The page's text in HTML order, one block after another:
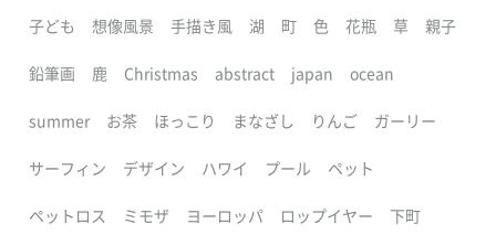
子ども 想像風景 手描き風 湖 町 色 花瓶 草 親子
鉛筆画 鹿 Christmas abstract japan ocean
summer お茶 ほっこり まなざし りんご ガーリー
サーフィン デザイン ハワイ プール ペット
ペットロス ミモザ ヨーロッパ ロップイヤー 下町